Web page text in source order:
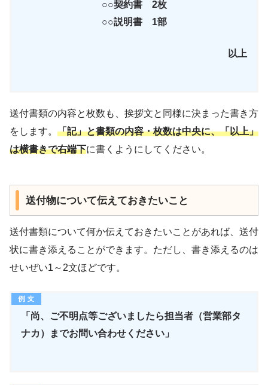
○○契約書 2枚
○○説明書 1部
以上
送付書類の内容と枚数も、挨拶文と同様に決まった書き方
をします。 「記」と書類の内容・枚数は中央に、「以上」
は横書きで右端下に書くようにしてください。
送付物について伝えておきたいこと
送付書類について何か伝えておきたいことがあれば、送付
状に書き添えることができます。ただし、書き添えるのは
せいぜい1～2文ほどです。
「尚、ご不明点等ございましたら担当者（営業部タ
ナカ）までお問い合わせください」